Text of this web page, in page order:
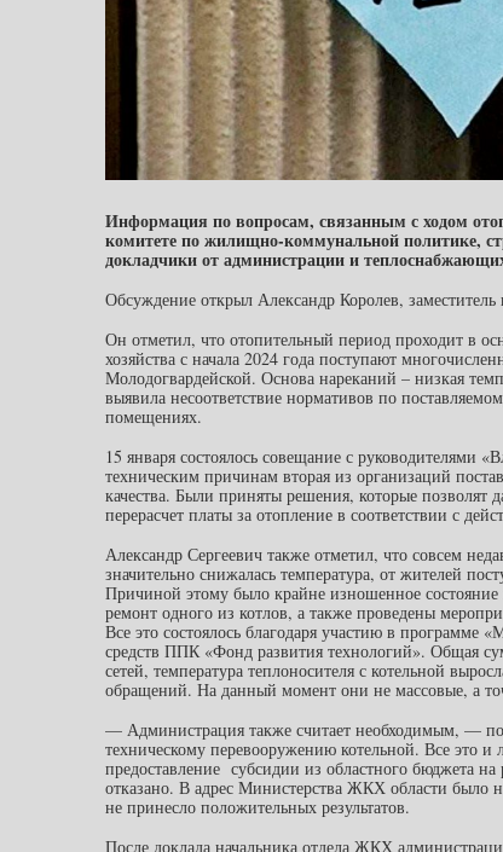
Информация по вопросам, связанным с ходом
комитете по жилищно-коммунальной политике,
докладчики от администрации и
Обсуждение открыл Александр Королев,
Он отметил, что отопительный период проходит в
хозяйства с начала 2024 года поступают
Молодогвардейской. Основа нареканий – низкая
выявила несоответствие нормативов по
помещениях.
15 января состоялось совещание с руководителями
техническим причинам вторая из организаций
качества. Были приняты решения, которые позволят
перерасчет платы за отопление в соответствии с
Александр Сергеевич также отметил, что совсем
значительно снижалась температура, от жителей
Причиной этому было крайне изношенное
ремонт одного из котлов, а также проведены
Все это состоялось благодаря участию в
средств ППК «Фонд развития технологий». Общая
сетей, температура теплоносителя с котельной
обращений. На данный момент они не массовые, а
— Администрация также считает необходимым, —
техническому перевооружению котельной. Все это
предоставление субсидии из областного бюджета
отказано. В адрес Министерства ЖКХ области было
не принесло положительных результатов.
После доклада начальника отдела ЖКХ